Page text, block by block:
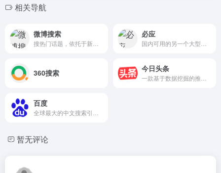
相关导航
微博搜索 必应
360搜索 今日头条
百度
暂无评论